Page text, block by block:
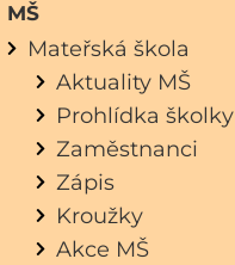
MŠ
Mateřská škola
Aktuality MŠ
Prohlídka školky
Zaměstnanci
Zápis
Kroužky
Akce MŠ